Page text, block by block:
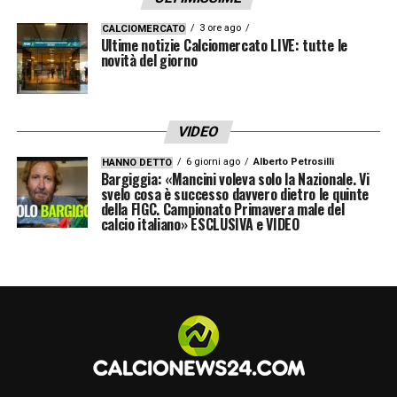
Nonostante il ritorno sia ufficiale, il futuro del
interista valuterà tutto durante il ritiro estivo:
spazio in rosa, equilibrio del centrocampo ed
eventuali offerte dall’estero.
di chiunque altro. Lo ha seguito nel settore
giovanile, lo ha visto crescere e non ha mai
nascosto di considerarlo quasi un “figlio
calcistico”.
CALCIOMERCATO 3 ore ago
Ultime notizie Calciomercato LIVE: tutte le
novità del giorno
VIDEO
HANNO DETTO 6 giorni ago Alberto Petrosilli
Bargiggia: «Mancini voleva solo la Nazionale. Vi
svelo cosa è successo davvero dietro le quinte
della FIGC. Campionato Primavera male del
calcio italiano» ESCLUSIVA e VIDEO